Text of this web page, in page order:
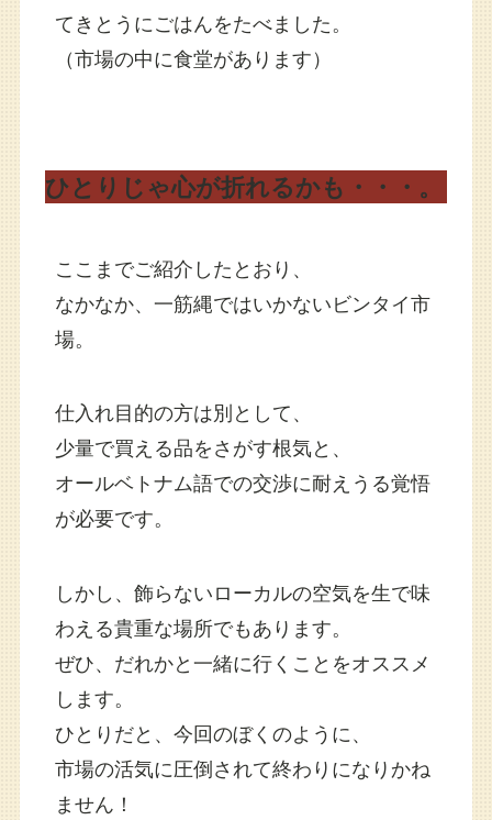
てきとうにごはんをたべました。
（市場の中に食堂があります）
ひとりじゃ心が折れるかも・・・。
ここまでご紹介したとおり、
なかなか、一筋縄ではいかないビンタイ市
場。
仕入れ目的の方は別として、
少量で買える品をさがす根気と、
オールベトナム語での交渉に耐えうる覚悟
が必要です。
しかし、飾らないローカルの空気を生で味
わえる貴重な場所でもあります。
ぜひ、だれかと一緒に行くことをオススメ
します。
ひとりだと、今回のぼくのように、
市場の活気に圧倒されて終わりになりかね
ません！